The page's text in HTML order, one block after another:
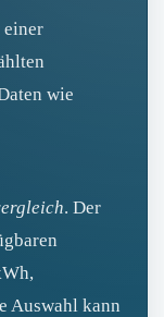
einer
wie
. Der
Auswahl kann